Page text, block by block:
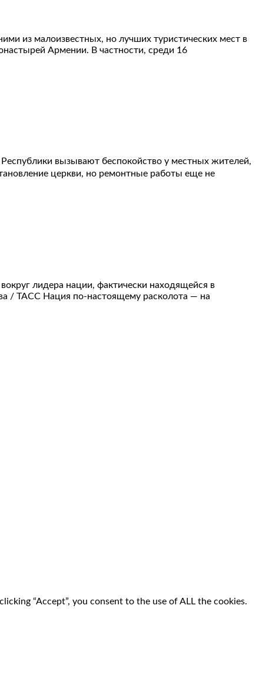
из малоизвестных, но лучших туристических мест в
Армении. В частности, среди 16
вызывают беспокойство у местных жителей,
церкви, но ремонтные работы еще не
лидера нации, фактически находящейся в
/ ТАСС Нация по-настоящему расколота — на
“Accept”, you consent to the use of ALL the cookies.